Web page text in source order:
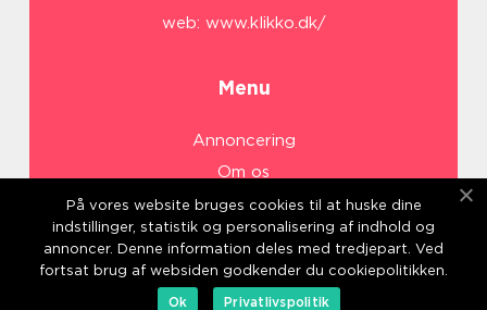
web: www.klikko.dk/
Menu
Annoncering
Om os
Cookies
Kontakt os
Sitemap
På vores website bruges cookies til at huske dine
indstillinger, statistik og personalisering af indhold og
annoncer. Denne information deles med tredjepart. Ved
fortsat brug af websiden godkender du cookiepolitikken.
Ok
Privatlivspolitik